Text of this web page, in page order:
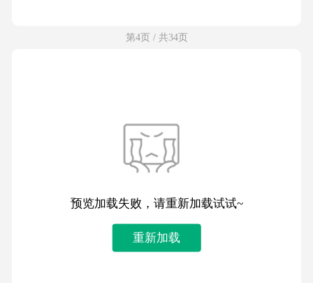
第4页 / 共34页
预览加载失败，请重新加载试试~
重新加载